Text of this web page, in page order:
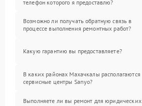
телефон которого я предоставлю?
Возможно ли получать обратную связь в
процессе выполнения ремонтных работ?
Какую гарантию вы предоставляете?
В каких районах Махачкалы располагаются
сервисные центры Sanyo?
Выполняете ли вы ремонт для юридических